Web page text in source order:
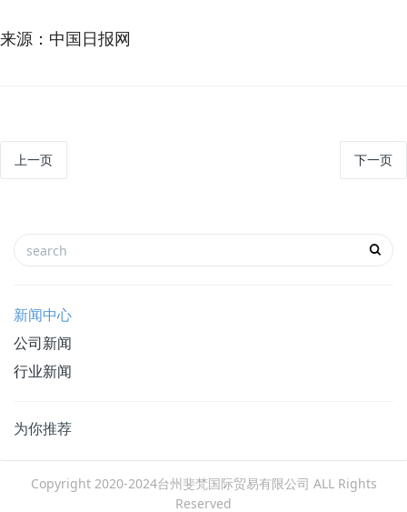
来源：中国日报网
上一页 下一页
新闻中心
公司新闻
行业新闻
为你推荐
Copyright 2020-2024台州斐梵国际贸易有限公司 ALL Rights
Reserved